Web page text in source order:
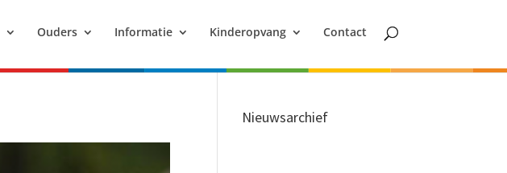
Ouders Informatie Kinderopvang Contact
Nieuwsarchief